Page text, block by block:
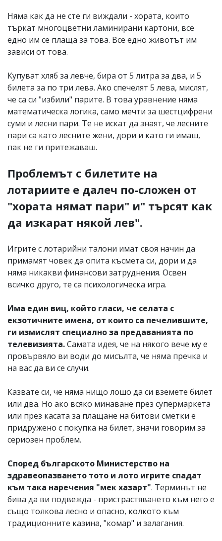
за
коментар,
моля
сигнализирайте
Няма как да не сте ги виждали - хората, които
търкат многоцветни ламинирани картони, все
едно им се плаща за това. Все едно животът им
зависи от това.
Купуват хляб за левче, бира от 5 литра за два, и 5
билета за по три лева. Ако спечелят 5 лева, мислят,
че са си "избили" парите. В това уравнение няма
математическа логика, само мечти за шестцифрени
суми и лесни пари. Те не искат да знаят, че лесните
пари са като лесните жени, дори и като ги имаш,
пак не ги притежаваш.
Проблемът с билетите на
лотариите е далеч по-сложен от
"хората нямат пари" и" търсят как
да изкарат някой лев".
Игрите с лотарийни талони имат своя начин да
примамят човек да опита късмета си, дори и да
няма никакви финансови затруднения. Освен
всичко друго, те са психологическа игра.
Има един виц, който гласи, че селата с
екзотичните имена, от които са печелившите,
ги измислят специално за предаванията по
телевизията.Самата идея, че на някого вече му е
провървяло ви води до мисълта, че няма пречка и
на вас да ви се случи.
Казвате си, че няма нищо лошо да си вземете билет
или два. Но ако всяко минаване през супермаркета
или през касата за плащане на битови сметки е
придружено с покупка на билет, значи говорим за
сериозен проблем.
Според българското Министерство на
здравеопазването тото и лото игрите спадат
към така наречения "мек хазарт". Терминът не
бива да ви подвежда - пристрастяването към него е
също толкова лесно и опасно, колкото към
традиционните казина, "комар" и залагания.